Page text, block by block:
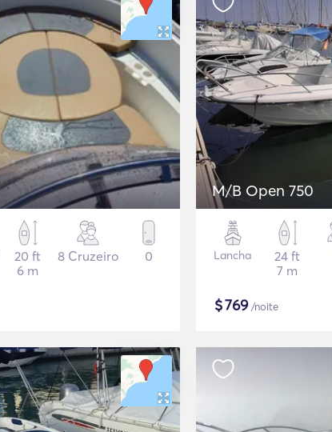
20 ft
6 m
8 Cruzeiro 0
M/B Open 750
Lancha
24 ft
7 m
$769/noite